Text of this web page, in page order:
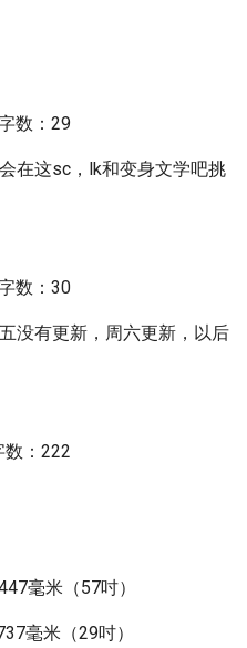
数：29
在这sc，lk和变身文学吧挑
数：30
没有更新，周六更新，以后
数：222
毫米（57吋）
毫米（29吋）